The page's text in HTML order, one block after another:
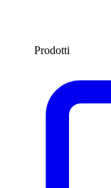
Prodotti